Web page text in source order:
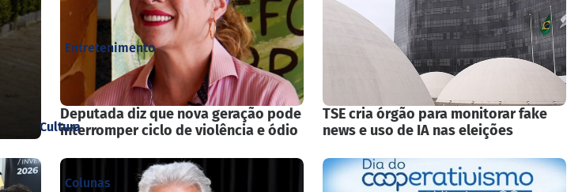
Entretenimento
Colunas
Cultura
Deputada diz que nova geração pode
interromper ciclo de violência e ódio
TSE cria órgão para monitorar fake
news e uso de IA nas eleições